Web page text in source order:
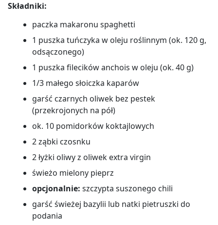
Składniki:
paczka makaronu spaghetti
1 puszka tuńczyka w oleju roślinnym (ok. 120 g,
odsączonego)
1 puszka filecików anchois w oleju (ok. 40 g)
1/3 małego słoiczka kaparów
garść czarnych oliwek bez pestek
(przekrojonych na pół)
ok. 10 pomidorków koktajlowych
2 ząbki czosnku
2 łyżki oliwy z oliwek extra virgin
świeżo mielony pieprz
opcjonalnie: szczypta suszonego chili
garść świeżej bazylii lub natki pietruszki do
podania